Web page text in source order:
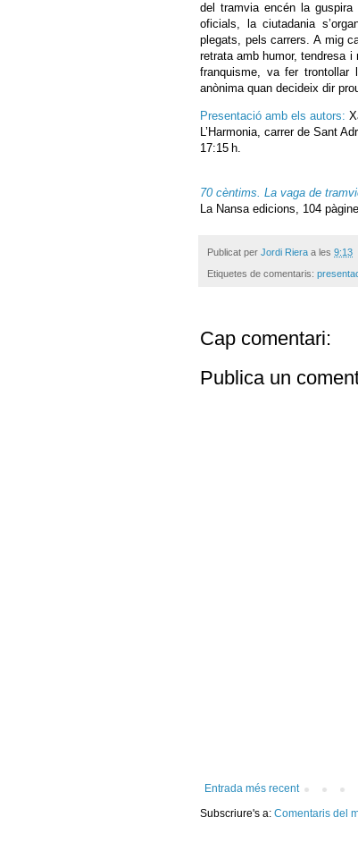
del tramvia encén la guspira
oficials, la ciutadania
plegats, pels carrers. A mig
retrata amb humor, tendresa
franquisme, va fer trontollar
anònima quan decideix dir
Presentació amb els autors:
L’Harmonia, carrer de Sant
17:15 h.
70 cèntims. La vaga de
La Nansa edicions, 104
Publicat per Jordi Riera a les 9:13
Etiquetes de comentaris:
Cap comentari:
Publica un
Entrada més recent
Subscriure's a: Comentaris del